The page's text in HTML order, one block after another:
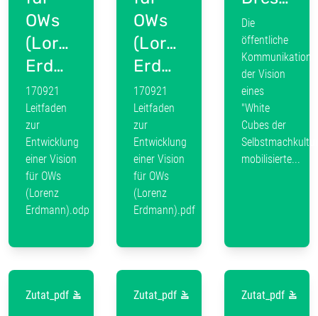
OWs
(Lorenz
Erdmann).odp
170921
Leitfaden
zur
Entwicklung
einer Vision
für OWs
(Lorenz
Erdmann).odp
OWs
(Lorenz
Erdmann).pdf
170921
Leitfaden
zur
Entwicklung
einer Vision
für OWs
(Lorenz
Erdmann).pdf
Die
öffentliche
Kommunikation
der Vision
eines
"White
Cubes der
mobilisierte...
Zutat_pdf Zutat_pdf Zutat_pdf